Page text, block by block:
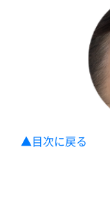
▲目次に戻る